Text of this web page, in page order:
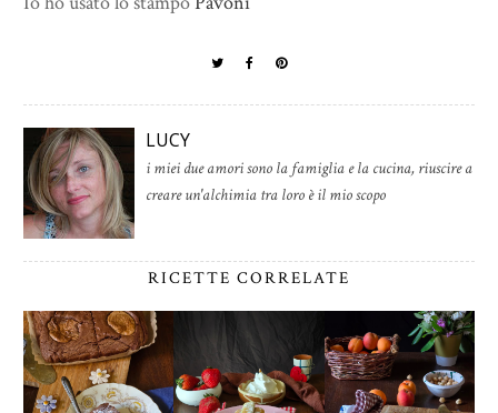
LUCY
i miei due amori sono la famiglia e la cucina, riuscire a
creare un'alchimia tra loro è il mio scopo
RICETTE CORRELATE